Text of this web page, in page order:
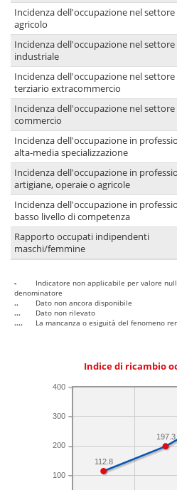
Incidenza dell'occupazione nel settore
agricolo
Incidenza dell'occupazione nel settore
industriale
Incidenza dell'occupazione nel settore
terziario extracommercio
Incidenza dell'occupazione nel settore
commercio
Incidenza dell'occupazione in
alta-media specializzazione
Incidenza dell'occupazione in
artigiane, operaie o agricole
Incidenza dell'occupazione in
basso livello di competenza
Rapporto occupati indipendenti
maschi/femmine
-
Indicatore non applicabile per valore
denominatore
..
Dato non ancora disponibile
...
Dato non rilevato
....
La mancanza o esiguità del fenomeno
Indice di ricambio
100
200
300
400
197.3
112.8